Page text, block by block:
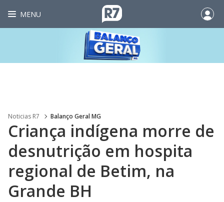
MENU
Noticias R7 Balanço Geral MG
Criança indígena morre de
desnutrição em hospita
regional de Betim, na
Grande BH